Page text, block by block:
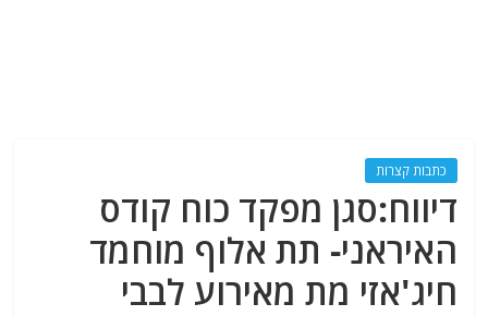
כתבות קצרות
דיווח:סגן מפקד כוח קודס
האיראני- תת אלוף מוחמד
חיג'אזי מת מאירוע לבבי